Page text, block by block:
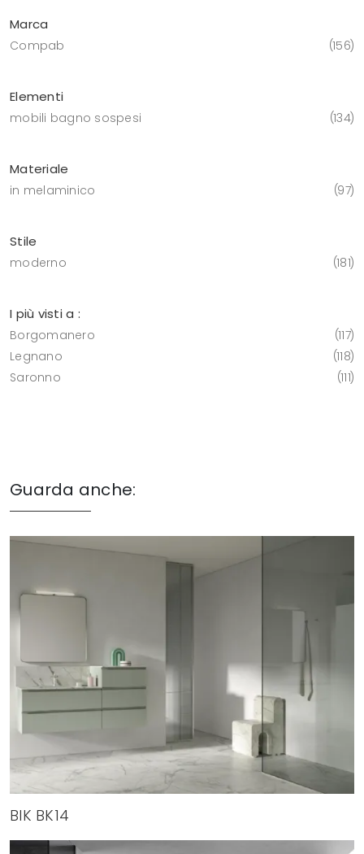
Marca
Compab 156
Elementi
mobili bagno sospesi 134
Materiale
in melaminico 97
Stile
moderno 181
I più visti a :
Borgomanero
117
Legnano
118
Saronno
111
Guarda anche:
BIK BK14